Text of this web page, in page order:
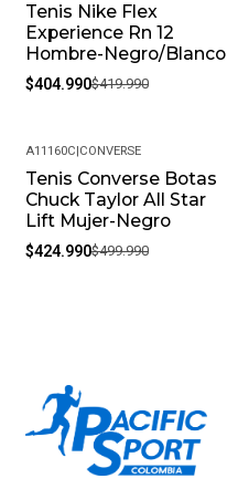
-4%
Tenis Nike Flex
Experience Rn 12
Hombre-Negro/Blanco
$404.990$419.990
-15%
A11160C|CONVERSE
Tenis Converse Botas
Chuck Taylor All Star
Lift Mujer-Negro
$424.990$499.990